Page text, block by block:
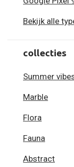
Bekijk alle
collecties
Summer
Marble
Flora
Fauna
Abstract